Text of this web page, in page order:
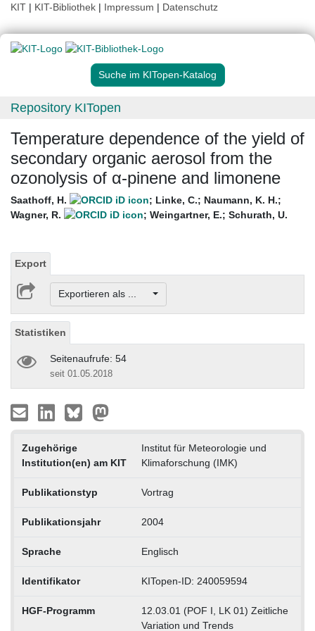
KIT | KIT-Bibliothek | Impressum | Datenschutz
Suche im KITopen-Katalog
Repository KITopen
Temperature dependence of the yield of
secondary organic aerosol from the
ozonolysis of α-pinene and limonene
Saathoff, H. ; Linke, C.; Naumann, K. H.;
Wagner, R.
; Weingartner, E.; Schurath, U.
Export
Exportieren als ...
Statistiken
Seitenaufrufe: 54
seit 01.05.2018
Zugehörige
Institution(en) am KIT
Institut für Meteorologie und
Klimaforschung (IMK)
Publikationstyp Vortrag
Publikationsjahr 2004
Sprache Englisch
Identifikator KITopen-ID: 240059594
HGF-Programm
12.03.01 (POF I, LK 01) Zeitliche
Variation und Trends